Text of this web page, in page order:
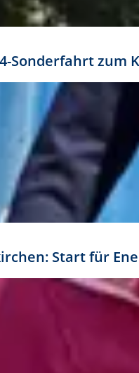
Sonderfahrt
Start für